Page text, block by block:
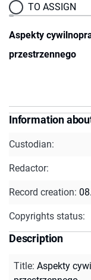
TO ASSIGN
Aspekty
przestrzennego
Information
Custodian:
Redactor:
Record creation:
Copyrights status:
Description
Title: Aspekty